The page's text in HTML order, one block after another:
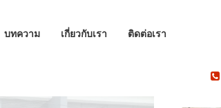
บทความ เกี่ยวกับเรา ติดต่อเรา